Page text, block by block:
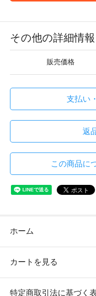
その他の詳細情報
販売価格
支払い
返
この商品に
ホーム
カートを見る
特定商取引法に基づく